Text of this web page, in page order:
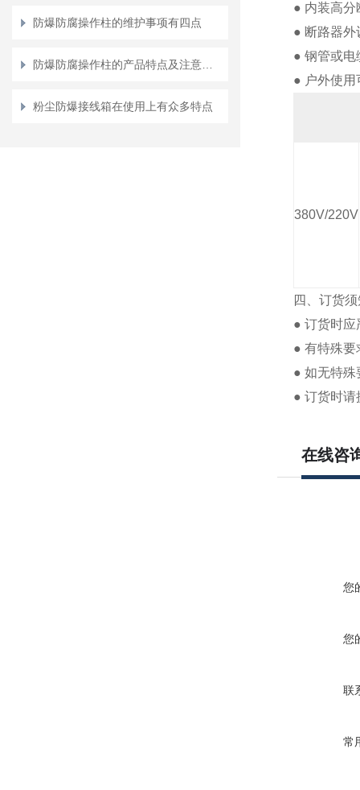
防爆防腐操作柱的维护事项有四点
粉尘防爆接线箱在使用上有众多特点
● 内装高分
● 断路器
● 钢管或电
● 户外使
380V/220V
四、订货须
● 订货时应
● 有特殊要
● 如无特殊
● 订货时请
在线咨
您
您
联
常